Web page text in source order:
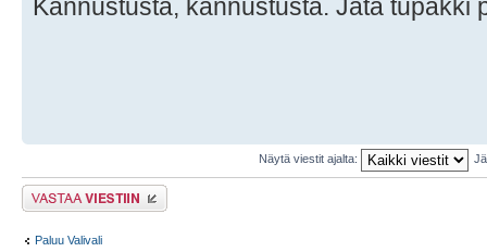
Kannustusta, kannustusta. Jätä tupakki
Näytä viestit ajalta:
Lähetä vastaus
Paluu Valivali